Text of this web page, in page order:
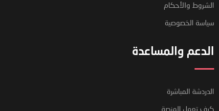
الشروط والأحكام
سياسة الخصوصية
الدعم والمساعدة
الدردشة المباشرة
كيف تعمل المنصة
فريق دعم العملاء لدينا هنا للإجابة